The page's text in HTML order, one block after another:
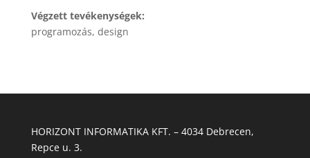
Végzett tevékenységek:
programozás, design
HORIZONT INFORMATIKA KFT. – 4034 Debrecen,
Repce u. 3.